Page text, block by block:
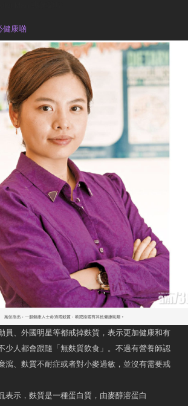
健康啲
員、外國明星等都戒掉麩質，表示更加健康和有
少人都會跟隨「無麩質飲食」。不過有營養師認
瀉、麩質不耐症或者對小麥過敏，並沒有需要戒
表示，麩質是一種蛋白質，由麥醇溶蛋白